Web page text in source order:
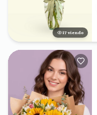
18 viendo